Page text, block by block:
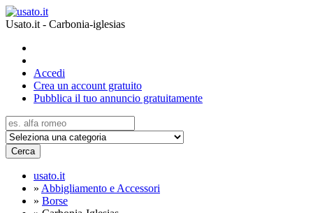
Usato.it - Carbonia-iglesias
Accedi
Crea un account gratuito
Pubblica il tuo annuncio gratuitamente
Cerca
usato.it
» Abbigliamento e Accessori
» Borse